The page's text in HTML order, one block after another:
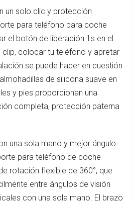
un solo clic y protección
para teléfono para coche
el botón de liberación 1s en el
clip, colocar tu teléfono y apretar
se puede hacer en cuestión
de silicona suave en
y pies proporcionan una
completa, protección paterna
una sola mano y mejor ángulo
para teléfono de coche
rotación flexible de 360°, que
entre ángulos de visión
con una sola mano. El brazo